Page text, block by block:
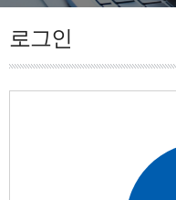
로그인